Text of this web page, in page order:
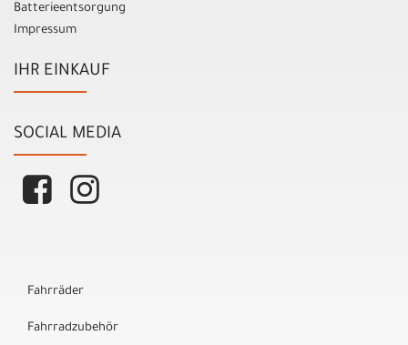
Batterieentsorgung
Impressum
IHR EINKAUF
SOCIAL MEDIA
Fahrräder
Fahrradzubehör